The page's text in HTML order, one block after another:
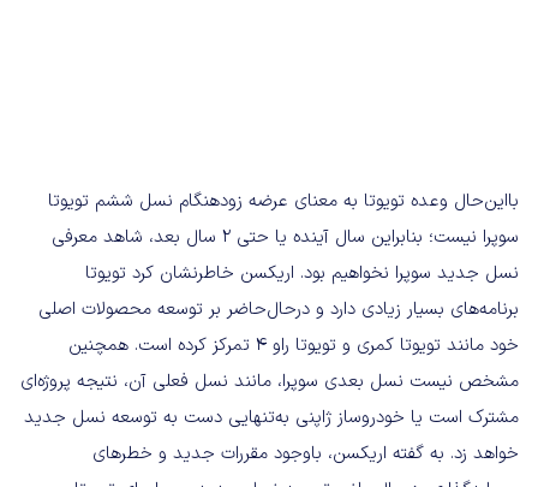
بااین‌حال وعده تویوتا به معنای عرضه زودهنگام نسل ششم تویوتا
سوپرا نیست؛ بنابراین سال آینده یا حتی ۲ سال بعد، شاهد معرفی
نسل جدید سوپرا نخواهیم بود. اریکسن خاطرنشان کرد تویوتا
برنامه‌های بسیار زیادی دارد و درحال‌حاضر بر توسعه محصولات اصلی
خود مانند تویوتا کمری و تویوتا راو ۴ تمرکز کرده است. همچنین
مشخص نیست نسل بعدی سوپرا، مانند نسل فعلی آن، نتیجه پروژه‌ای
مشترک است یا خودروساز ژاپنی به‌تنهایی دست به توسعه نسل جدید
خواهد زد. به گفته اریکسن، باوجود مقررات جدید و خطرهای